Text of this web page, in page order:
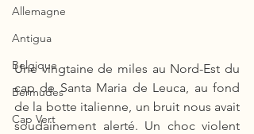
Allemagne
Antigua
Belgique
Bermudes
Cap Vert
Une vingtaine de miles au Nord-Est du
cap de Santa Maria de Leuca, au fond
de la botte italienne, un bruit nous avait
soudainement alerté. Un choc violent